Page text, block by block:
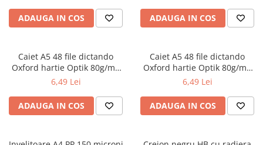
Coperți caiete si cărți
Carnete pentru elevi
Lupe și articole educative
Foarfece școlare
Globuri pământești
Cutii sandwich și caserole
ADAUGA IN COS ADAUGA IN COS
Caiet A5 48 file dictando
Oxford hartie Optik 80g/mp
motiv Touch Trend
6,49 Lei
ADAUGA IN COS
Caiet A5 48 file dictando
Oxford hartie Optik 80g/mp
diverse culori
6,49 Lei
ADAUGA IN COS